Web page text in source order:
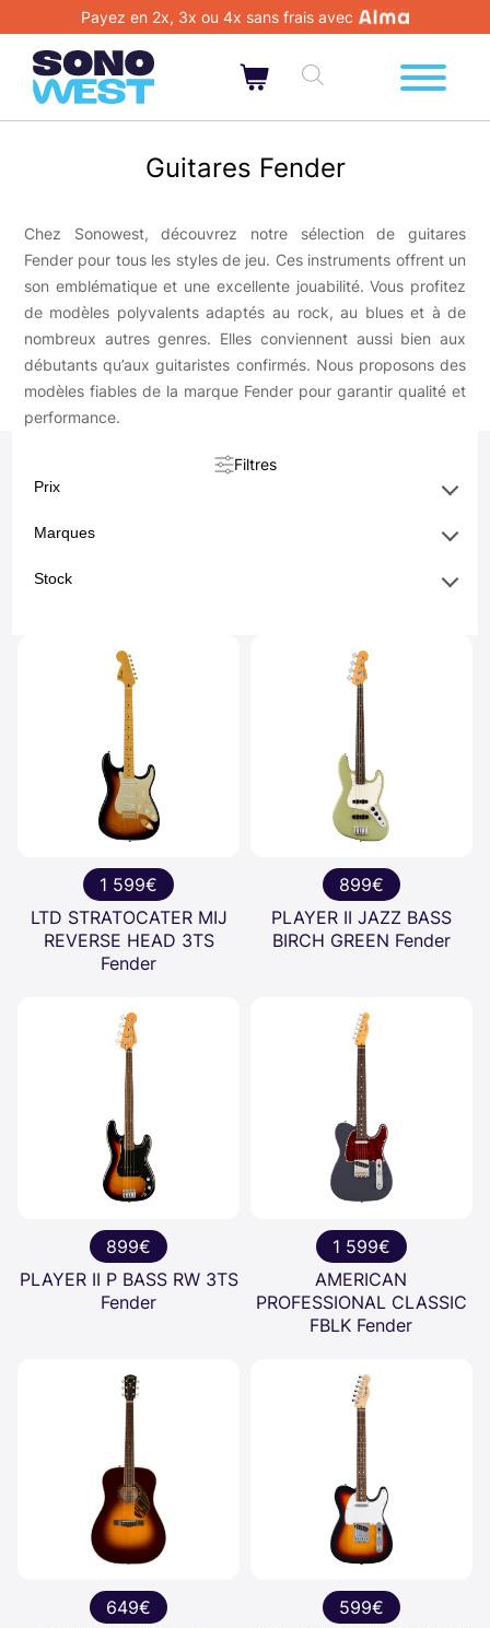
Payez en 2x, 3x ou 4x sans frais avec
Guitares Fender
Chez Sonowest, découvrez notre sélection de guitares
Fender pour tous les styles de jeu. Ces instruments offrent un
son emblématique et une excellente jouabilité. Vous profitez
de modèles polyvalents adaptés au rock, au blues et à de
nombreux autres genres. Elles conviennent aussi bien aux
débutants qu’aux guitaristes confirmés. Nous proposons des
modèles fiables de la marque Fender pour garantir qualité et
performance.
Filtres
Prix
Marques
Stock
1 599€
LTD STRATOCATER MIJ
REVERSE HEAD 3TS
Fender
899€
PLAYER II JAZZ BASS
BIRCH GREEN Fender
899€
PLAYER II P BASS RW 3TS
Fender
1 599€
AMERICAN
PROFESSIONAL CLASSIC
FBLK Fender
649€
599€